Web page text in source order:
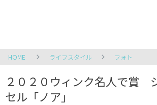
HOME ライフスタイル フォト
２０２０ウィンク名人で賞
セル「ノア」